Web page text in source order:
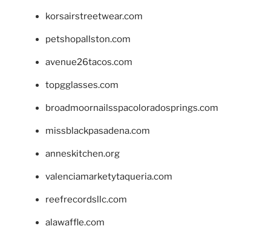
korsairstreetwear.com
petshopallston.com
avenue26tacos.com
topgglasses.com
broadmoornailsspacoloradosprings.com
missblackpasadena.com
anneskitchen.org
valenciamarketytaqueria.com
reefrecordsllc.com
alawaffle.com